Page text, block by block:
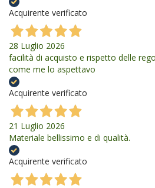
Acquirente verificato
28 Luglio 2026
facilità di acquisto e rispetto delle
come me lo aspettavo
Acquirente verificato
21 Luglio 2026
Materiale bellissimo e di qualità.
Acquirente verificato